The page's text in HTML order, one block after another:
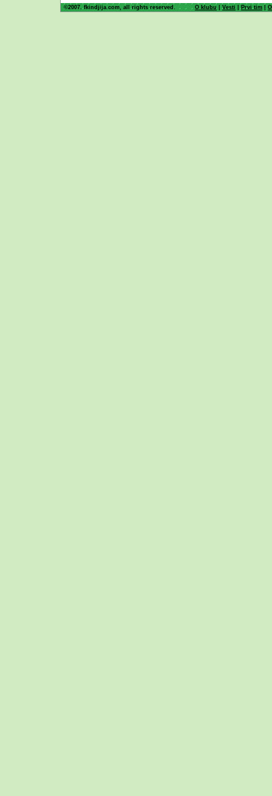
©2007. fkindjija.com, all rights reserved. O klubu |Vesti | Prvi tim |